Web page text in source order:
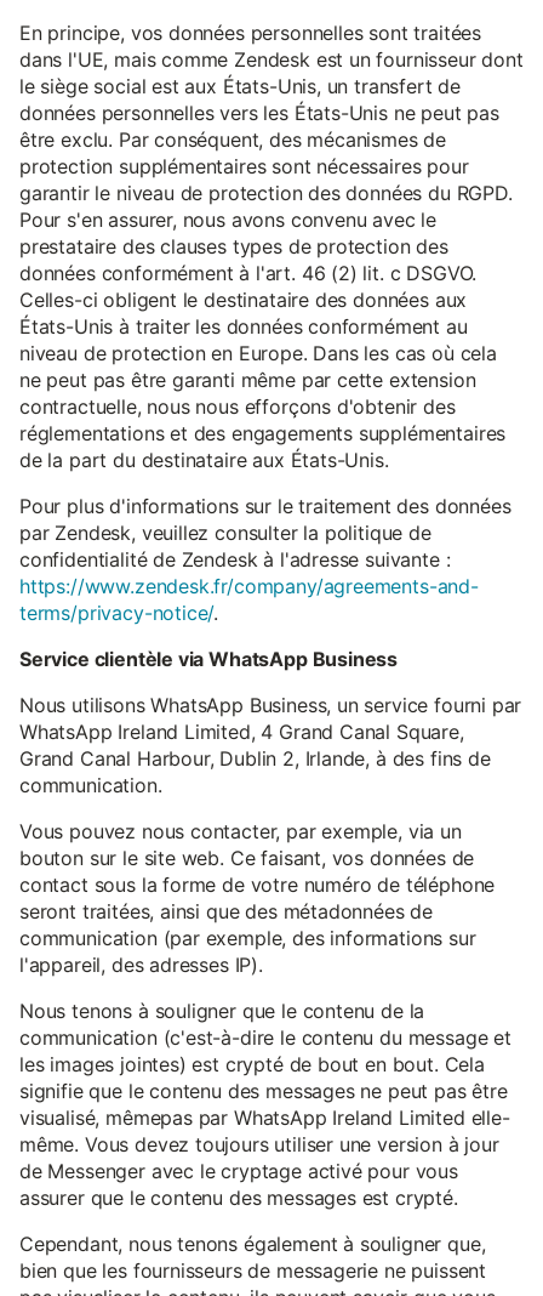
En principe, vos données personnelles sont traitées
dans l'UE, mais comme Zendesk est un fournisseur dont
le siège social est aux États-Unis, un transfert de
données personnelles vers les États-Unis ne peut pas
être exclu. Par conséquent, des mécanismes de
protection supplémentaires sont nécessaires pour
garantir le niveau de protection des données du RGPD.
Pour s'en assurer, nous avons convenu avec le
prestataire des clauses types de protection des
données conformément à l'art. 46 (2) lit. c DSGVO.
Celles-ci obligent le destinataire des données aux
États-Unis à traiter les données conformément au
niveau de protection en Europe. Dans les cas où cela
ne peut pas être garanti même par cette extension
contractuelle, nous nous efforçons d'obtenir des
réglementations et des engagements supplémentaires
de la part du destinataire aux États-Unis.
Pour plus d'informations sur le traitement des données
par Zendesk, veuillez consulter la politique de
confidentialité de Zendesk à l'adresse suivante :
https://www.zendesk.fr/company/agreements-and-
terms/privacy-notice/.
Service clientèle via WhatsApp Business
Nous utilisons WhatsApp Business, un service fourni par
WhatsApp Ireland Limited, 4 Grand Canal Square,
Grand Canal Harbour, Dublin 2, Irlande, à des fins de
communication.
Vous pouvez nous contacter, par exemple, via un
bouton sur le site web. Ce faisant, vos données de
contact sous la forme de votre numéro de téléphone
seront traitées, ainsi que des métadonnées de
communication (par exemple, des informations sur
l'appareil, des adresses IP).
Nous tenons à souligner que le contenu de la
communication (c'est-à-dire le contenu du message et
les images jointes) est crypté de bout en bout. Cela
signifie que le contenu des messages ne peut pas être
visualisé, mêmepas par WhatsApp Ireland Limited elle-
même. Vous devez toujours utiliser une version à jour
de Messenger avec le cryptage activé pour vous
assurer que le contenu des messages est crypté.
Cependant, nous tenons également à souligner que,
bien que les fournisseurs de messagerie ne puissent